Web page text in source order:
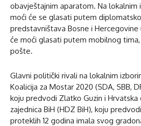
obavještajnim aparatom. Na lokalnim
moći će se glasati putem
predstavništava Bosne i Hercegovine
će moći glasati putem mobilnog
pošte.
Glavni politički rivali na lokalnim
Koalicija za Mostar 2020 (SDA, SBB,
koju predvodi Zlatko Guzin i Hrvatska
zajednica BiH (HDZ BiH), koju
proteklih 12 godina imala svog